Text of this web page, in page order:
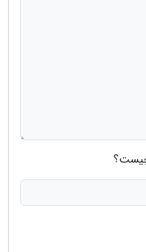
چیست؟